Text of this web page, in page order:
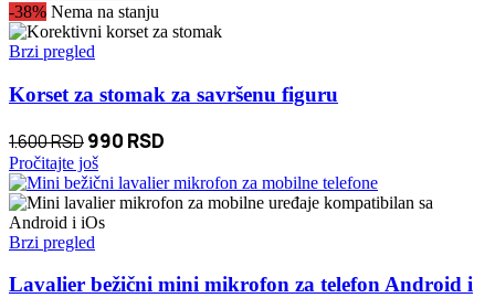
-38% Nema na stanju
Brzi pregled
Korset za stomak za savršenu figuru
1.600RSDOriginalna
cena
je
bila:
1.600 RSD.
990 RSD
je:
990 RSD.
Pročitajte još
Brzi pregled
Lavalier bežični mini mikrofon za telefon Android i